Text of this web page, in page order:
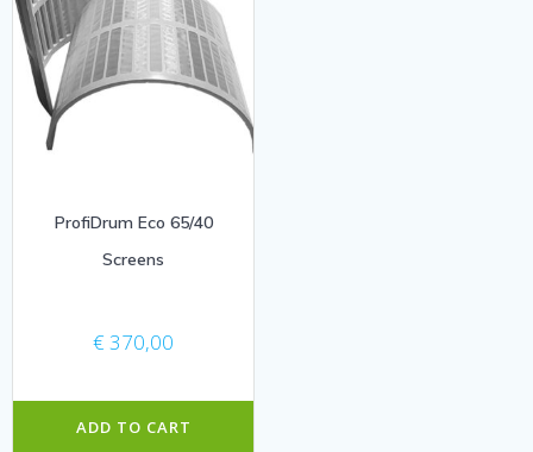
ProfiDrum Eco 65/40
Screens
€ 370,00
ADD TO CART